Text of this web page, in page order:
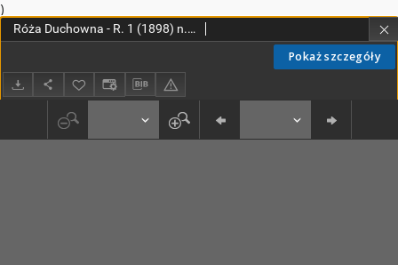
)
Pokaż szczegóły
Róża Duchowna - R. 1 (1898) n. 1-12